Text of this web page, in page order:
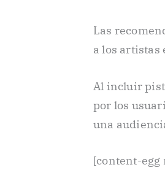
Las
a los artistas
Al incluir
por los
una
[content-egg